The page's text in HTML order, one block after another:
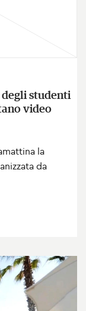
degli studenti
video
la
da